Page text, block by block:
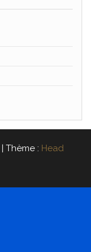
Thème : Head